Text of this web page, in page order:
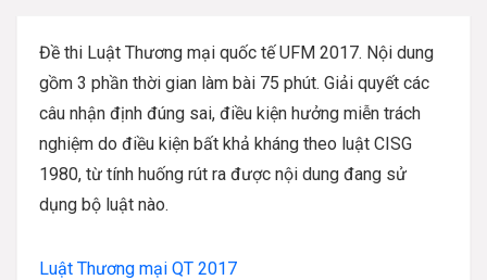
Đề thi Luật Thương mại quốc tế UFM 2017. Nội dung
gồm 3 phần thời gian làm bài 75 phút. Giải quyết các
câu nhận định đúng sai, điều kiện hưởng miễn trách
nghiệm do điều kiện bất khả kháng theo luật CISG
1980, từ tính huống rút ra được nội dung đang sử
dụng bộ luật nào.
Luật Thương mại QT 2017